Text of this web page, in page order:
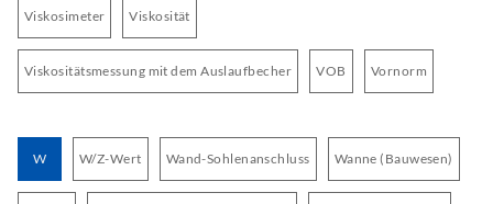
Viskosimeter Viskosität
Viskositätsmessung mit dem Auslaufbecher VOB Vornorm
W W/Z-Wert Wand-Sohlenanschluss Wanne (Bauwesen)